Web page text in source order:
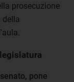
prosecuzione
pone